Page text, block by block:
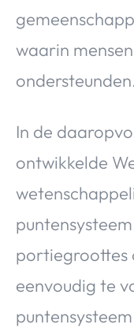
waarin
In de
ontwikkelde
portiegroottes
eenvoudig te